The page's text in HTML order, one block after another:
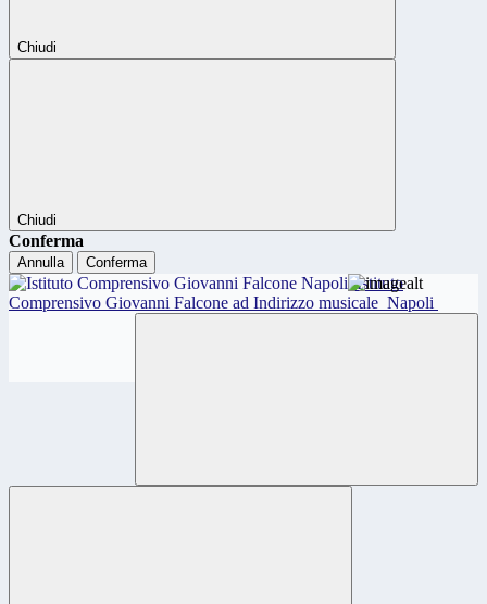
Chiudi
Chiudi
Conferma
Annulla Conferma
Istituto
Comprensivo Giovanni Falcone ad Indirizzo musicale Napoli